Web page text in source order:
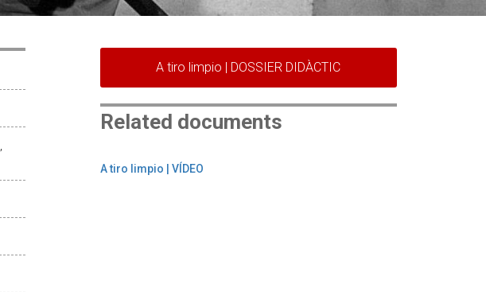
A tiro limpio | DOSSIER DIDÀCTIC
Related documents
A tiro limpio | VÍDEO